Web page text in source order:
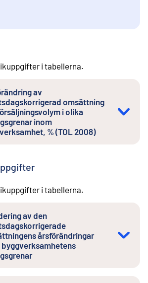
i tabellerna.
av
omsättning
i olika
inom
% (TOL 2008)
i tabellerna.
av den
årsförändringar
byggverksamhetens